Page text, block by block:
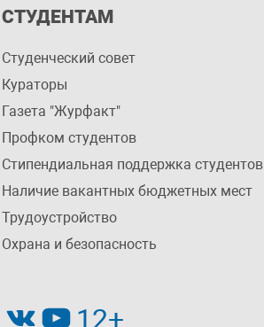
СТУДЕНТАМ
Студенческий совет
Кураторы
Газета "Журфакт"
Профком студентов
Стипендиальная поддержка студентов
Наличие вакантных бюджетных мест
Трудоустройство
Охрана и безопасность
12+